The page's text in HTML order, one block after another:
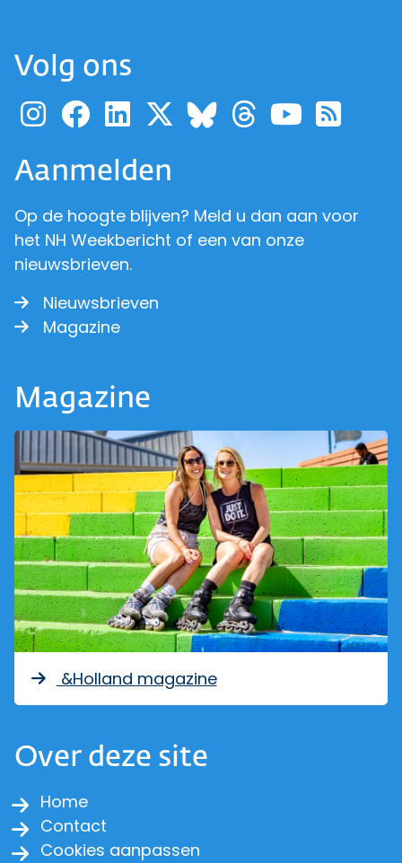
Volg ons
Ga naar de pagina van
Ga naar de pagina
Ga naar de
Ga naar de
Ga naar de
Ga naar
Ga
Aanmelden
Op de hoogte blijven? Meld u dan aan voor
het NH Weekbericht of een van onze
nieuwsbrieven.
Nieuwsbrieven
Magazine
Magazine
&Holland magazine
Over deze site
Home
Contact
Cookies aanpassen